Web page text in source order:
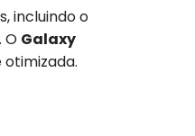
incluindo o
. O Galaxy